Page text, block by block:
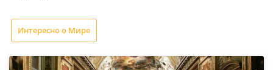
Интересно о Мире